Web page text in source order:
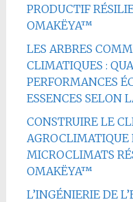
PRODUCTIF
OMAKËYA™
LES ARBRES
CLIMATIQUES :
PERFORMANCES
ESSENCES SELON
CONSTRUIRE LE
AGROCLIMATIQUE
MICROCLIMATS
OMAKËYA™
L’INGÉNIERIE DE